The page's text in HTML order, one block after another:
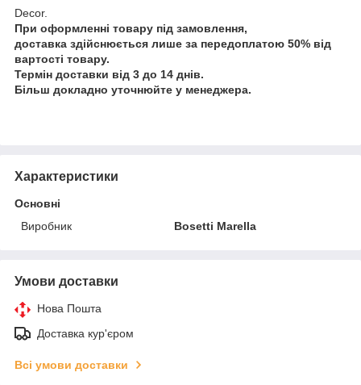
Decor.
При оформленні товару під замовлення,
доставка здійснюється лише за передоплатою 50% від
вартості товару.
Термін доставки від 3 до 14 днів.
Більш докладно уточнюйте у менеджера.
Характеристики
Основні
Виробник
Bosetti Marella
Умови доставки
Нова Пошта
Доставка кур'єром
Всі умови доставки